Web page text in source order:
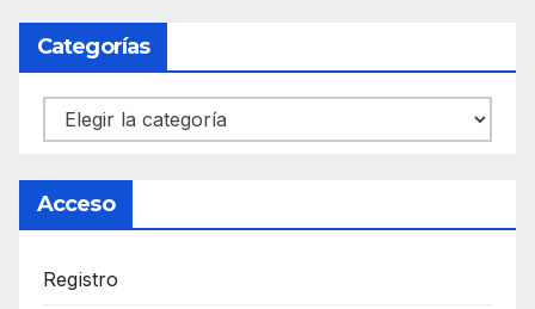
Categorías
Categorías
Acceso
Registro